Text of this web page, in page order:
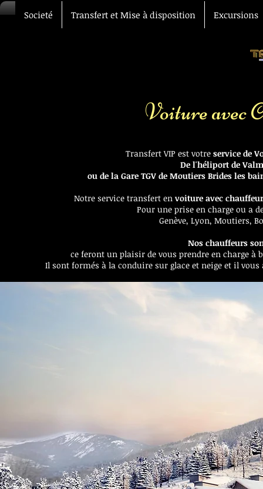
Societé Transfert et Mise à disposition Excursions
Voiture avec
Transfert VIP est votre service de
De l'héliport de
ou de la Gare TGV de Moutiers Brides les
Notre service transfert en voiture avec
Pour une prise en charge ou a
Genève, Lyon, Moutiers,
Nos chauffeurs
ce feront un plaisir de vous prendre en charge à
Il sont formés à la conduire sur glace et neige et il